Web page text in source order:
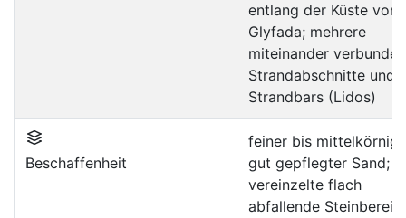
entlang der Küste von
Glyfada; mehrere
miteinander
Strandabschnitte und
Strandbars (Lidos)
Beschaffenheit
feiner bis
gut gepflegter Sand;
vereinzelte flach
abfallende